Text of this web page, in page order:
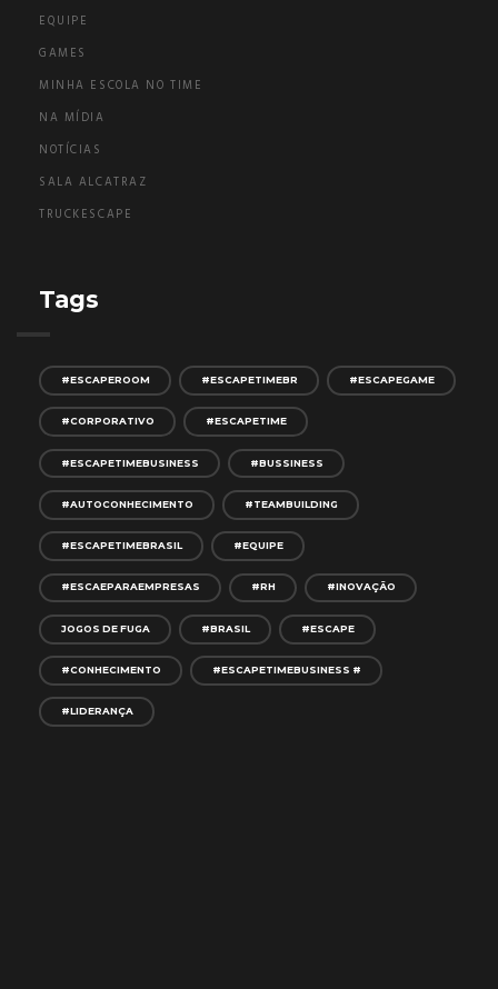
EQUIPE
GAMES
MINHA ESCOLA NO TIME
NA MÍDIA
NOTÍCIAS
SALA ALCATRAZ
TRUCKESCAPE
Tags
#ESCAPEROOM #ESCAPETIMEBR #ESCAPEGAME
#CORPORATIVO #ESCAPETIME
#ESCAPETIMEBUSINESS #BUSSINESS
#AUTOCONHECIMENTO #TEAMBUILDING
#ESCAPETIMEBRASIL #EQUIPE
#ESCAEPARAEMPRESAS #RH #INOVAÇÃO
JOGOS DE FUGA #BRASIL #ESCAPE
#CONHECIMENTO #ESCAPETIMEBUSINESS #
#LIDERANÇA